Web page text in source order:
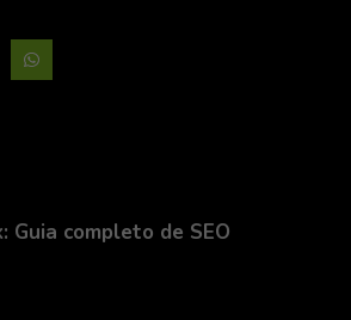
Guia completo de SEO